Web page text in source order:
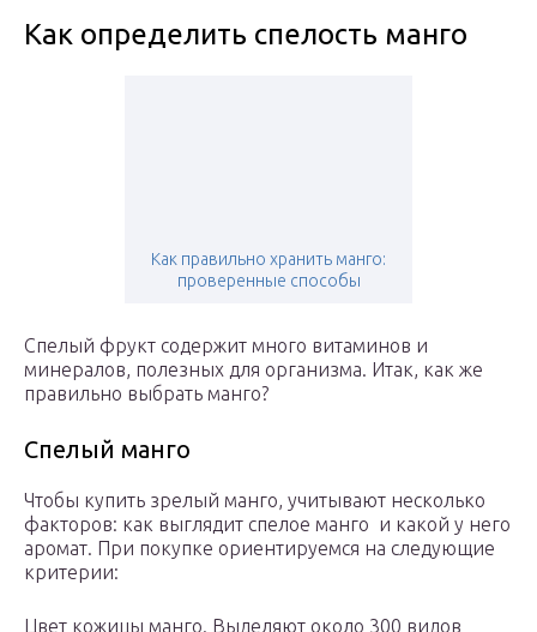
Как определить спелость манго
Как правильно хранить манго:
проверенные способы
Спелый фрукт содержит много витаминов и
минералов, полезных для организма. Итак, как же
правильно выбрать манго?
Спелый манго
Чтобы купить зрелый манго, учитывают несколько
факторов: как выглядит спелое манго и какой у него
аромат. При покупке ориентируемся на следующие
критерии:
Цвет кожицы манго. Выделяют около 300 видов